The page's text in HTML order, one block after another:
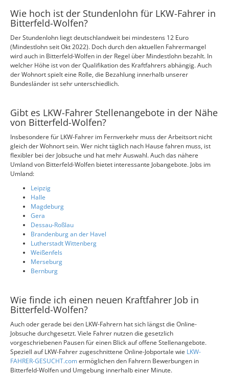
Wie hoch ist der Stundenlohn für LKW-Fahrer in
Bitterfeld-Wolfen?
Der Stundenlohn liegt deutschlandweit bei mindestens 12 Euro
(Mindestlohn seit Okt 2022). Doch durch den aktuellen Fahrermangel
wird auch in Bitterfeld-Wolfen in der Regel über Mindestlohn bezahlt. In
welcher Höhe ist von der Qualifikation des Kraftfahrers abhängig. Auch
der Wohnort spielt eine Rolle, die Bezahlung innerhalb unserer
Bundesländer ist sehr unterschiedlich.
Gibt es LKW-Fahrer Stellenangebote in der Nähe
von Bitterfeld-Wolfen?
Insbesondere für LKW-Fahrer im Fernverkehr muss der Arbeitsort nicht
gleich der Wohnort sein. Wer nicht täglich nach Hause fahren muss, ist
flexibler bei der Jobsuche und hat mehr Auswahl. Auch das nähere
Umland von Bitterfeld-Wolfen bietet interessante Jobangebote. Jobs im
Umland:
Leipzig
Halle
Magdeburg
Gera
Dessau-Roßlau
Brandenburg an der Havel
Lutherstadt Wittenberg
Weißenfels
Merseburg
Bernburg
Wie finde ich einen neuen Kraftfahrer Job in
Bitterfeld-Wolfen?
Auch oder gerade bei den LKW-Fahrern hat sich längst die Online-
Jobsuche durchgesetzt. Viele Fahrer nutzen die gesetzlich
vorgeschriebenen Pausen für einen Blick auf offene Stellenangebote.
Speziell auf LKW-Fahrer zugeschnittene Online-Jobportale wie LKW-
FAHRER-GESUCHT.comermöglichen den Fahrern Bewerbungen in
Bitterfeld-Wolfen und Umgebung innerhalb einer Minute.